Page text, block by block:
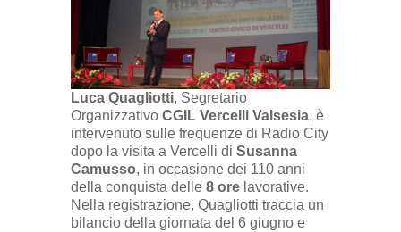
Luca Quagliotti, Segretario
Organizzativo CGIL Vercelli Valsesia, è
intervenuto sulle frequenze di Radio City
dopo la visita a Vercelli di Susanna
Camusso, in occasione dei 110 anni
della conquista delle 8 ore lavorative.
Nella registrazione, Quagliotti traccia un
bilancio della giornata del 6 giugno e